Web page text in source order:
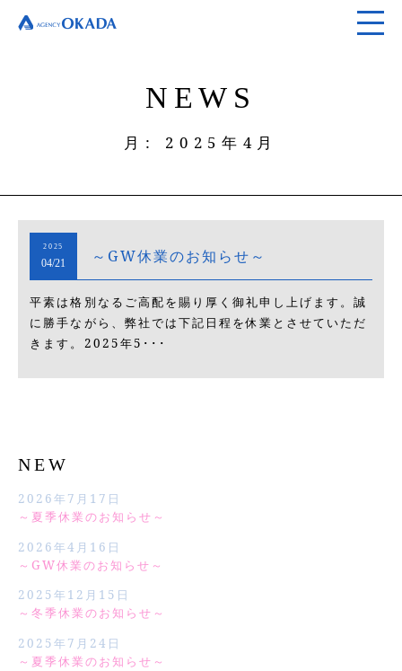
NEWS
月: 2025年4月
2025
04/21 ～GW休業のお知らせ～
平素は格別なるご高配を賜り厚く御礼申し上げます。誠
に勝手ながら、弊社では下記日程を休業とさせていただ
きます。2025年5･･･
NEW
～夏季休業のお知らせ～
2026年7月17日
～GW休業のお知らせ～
2026年4月16日
～冬季休業のお知らせ～
2025年12月15日
～夏季休業のお知らせ～
2025年7月24日